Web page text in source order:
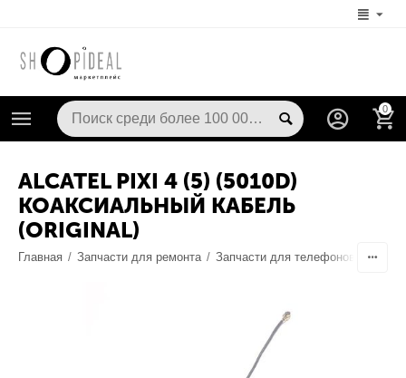
0
ALCATEL PIXI 4 (5) (5010D)
КОАКСИАЛЬНЫЙ КАБЕЛЬ
(ORIGINAL)
Главная / Запчасти для ремонта / Запчасти для телефонов